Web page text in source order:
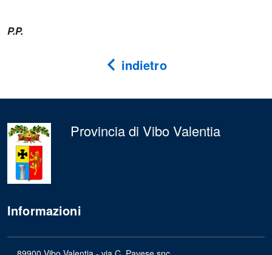
P.P.
indietro
Provincia di Vibo Valentia
Informazioni